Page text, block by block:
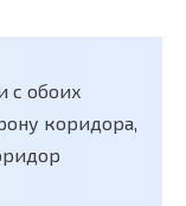
с обоих
коридора,